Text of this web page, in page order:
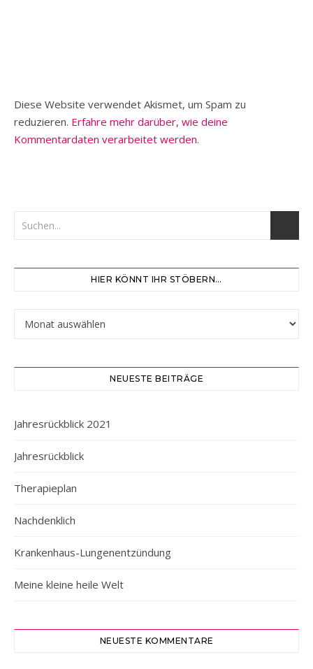
Diese Website verwendet Akismet, um Spam zu
reduzieren. Erfahre mehr darüber, wie deine
Kommentardaten verarbeitet werden.
HIER KÖNNT IHR STÖBERN…
Hier könnt ihr stöbern…
NEUESTE BEITRÄGE
Jahresrückblick 2021
Jahresrückblick
Therapieplan
Nachdenklich
Krankenhaus-Lungenentzündung
Meine kleine heile Welt
NEUESTE KOMMENTARE